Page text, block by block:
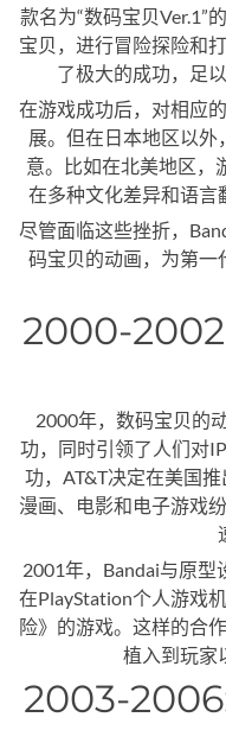
款名为“数码宝贝Ver.1”
宝贝，进行冒险探险和
了极大的成功，足
在游戏成功后，对相应
展。但在日本地区以外
意。比如在北美地区，
在多种文化差异和语言
尽管面临这些挫折，
码宝贝的动画，为第一
2000-
2000年，数码宝贝的
功，同时引领了人们对
功，AT&T决定在美国
漫画、电影和电子游戏
2001年，Bandai与原型
在PlayStation个人游戏
险》的游戏。这样的合
植入到玩家
2003-